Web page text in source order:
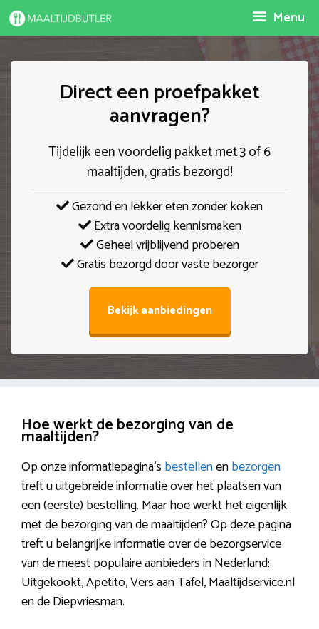
Spring
naar
Menu
Direct een proefpakket
aanvragen?
Tijdelijk een voordelig pakket met 3 of 6
maaltijden, gratis bezorgd!
Gezond en lekker eten zonder koken
Extra voordelig kennismaken
Geheel vrijblijvend proberen
Gratis bezorgd door vaste bezorger
Bekijk aanbiedingen
Hoe werkt de bezorging van de
maaltijden?
Op onze informatiepagina’s bestellenenbezorgen
treft u uitgebreide informatie over het plaatsen van
een (eerste) bestelling. Maar hoe werkt het eigenlijk
met de bezorging van de maaltijden? Op deze pagina
treft u belangrijke informatie over de bezorgservice
van de meest populaire aanbieders in Nederland:
Uitgekookt, Apetito, Vers aan Tafel, Maaltijdservice.nl
en de Diepvriesman.